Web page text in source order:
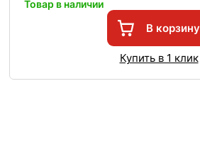
Товар в наличии
В корзину
Купить в 1 клик